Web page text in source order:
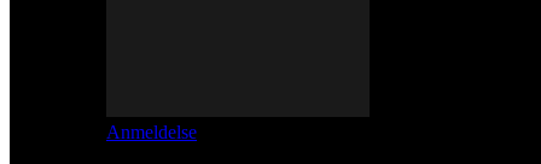
Anmeldelse